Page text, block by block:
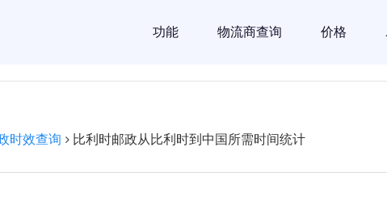
功能 物流商查询 价格
时效查询 比利时邮政从比利时到中国所需时间统计